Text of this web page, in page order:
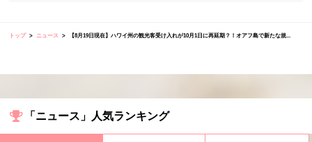
トップ ニュース 【8月19日現在】ハワイ州の観光客受け入れが10月1日に再延期？！オアフ島で新たな規...
「ニュース」人気ランキング